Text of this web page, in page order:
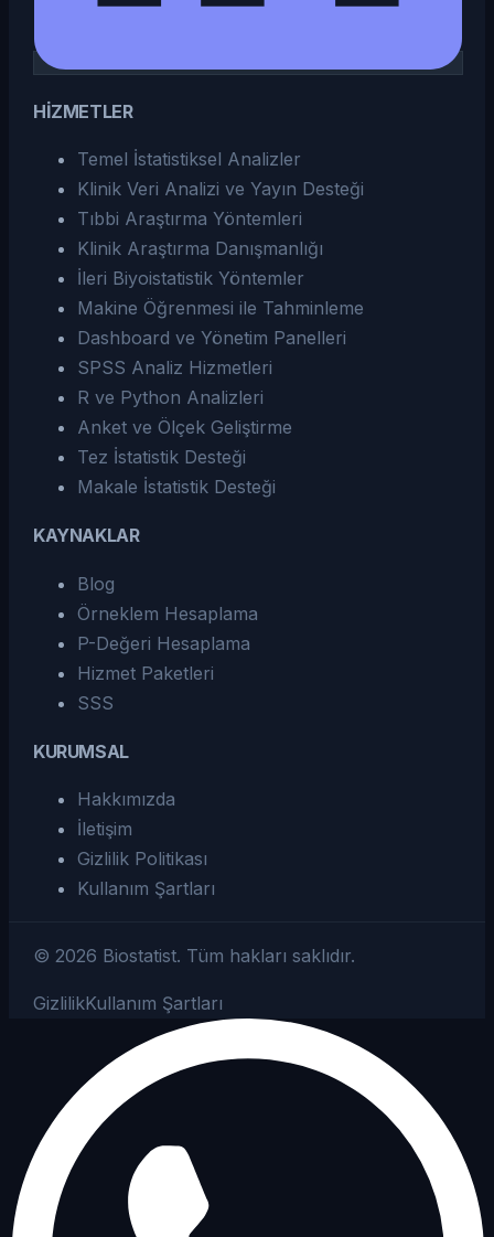
HİZMETLER
Temel İstatistiksel Analizler
Klinik Veri Analizi ve Yayın Desteği
Tıbbi Araştırma Yöntemleri
Klinik Araştırma Danışmanlığı
İleri Biyoistatistik Yöntemler
Makine Öğrenmesi ile Tahminleme
Dashboard ve Yönetim Panelleri
SPSS Analiz Hizmetleri
R ve Python Analizleri
Anket ve Ölçek Geliştirme
Tez İstatistik Desteği
Makale İstatistik Desteği
KAYNAKLAR
Blog
Örneklem Hesaplama
P-Değeri Hesaplama
Hizmet Paketleri
SSS
KURUMSAL
Hakkımızda
İletişim
Gizlilik Politikası
Kullanım Şartları
©2026 Biostatist. Tüm hakları saklıdır.
GizlilikKullanım Şartları